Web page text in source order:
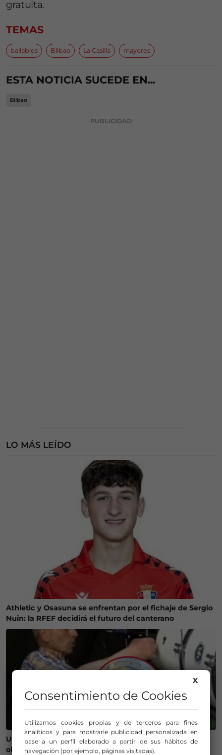
gratuita.
TEMAS
bailables Bilbao La Casilla mayores
ESTA NOTICIA SUCEDE EN...
Bilbao
PUBLICIDAD
LO MÁS LEÍDO
Athletic y Osasuna se enfrentan por el fichaje de Sergio
Nuin: la RFEF decidirá el futuro del canterano
Un bilbaíno invierte 100.000 euros en crear un
observatorio que será protagonista del eclipse
X
Consentimiento de Cookies
Utilizamos cookies propias y de terceros para fines
analíticos y para mostrarle publicidad personalizada en
base a un perfil elaborado a partir de sus hábitos de
navegación (por ejemplo, páginas visitadas).